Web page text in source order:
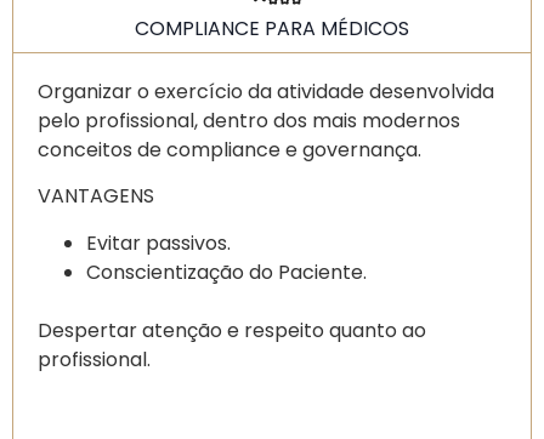
COMPLIANCE PARA MÉDICOS
Organizar o exercício da atividade desenvolvida
pelo profissional, dentro dos mais modernos
conceitos de compliance e governança.
VANTAGENS
Evitar passivos.
Conscientização do Paciente.
Despertar atenção e respeito quanto ao
profissional.